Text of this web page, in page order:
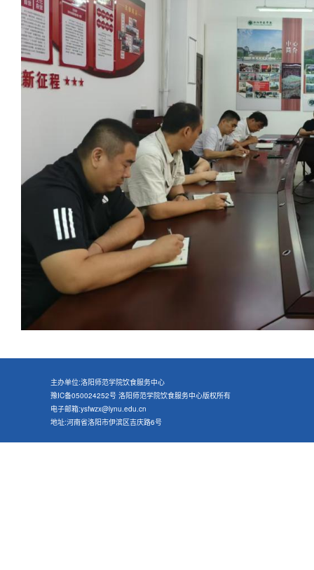
主办单位:洛阳师范学院饮食服务中心
豫IC备050024252号 洛阳师范学院饮食服务中心版权所有
电子邮箱:ysfwzx@lynu.edu.cn
地址:河南省洛阳市伊滨区吉庆路6号